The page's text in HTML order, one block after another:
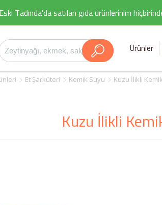
Eski Tadında'da satılan gıda ürünlerinim
Ürünler
Et Şarküteri Kemik Suyu Kuzu İlikli
Kuzu İlikli